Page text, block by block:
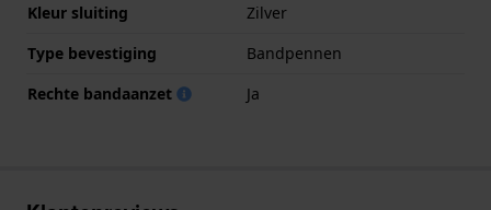
Kleur sluiting
Zilver
Type bevestiging
Bandpennen
Rechte bandaanzet
Ja